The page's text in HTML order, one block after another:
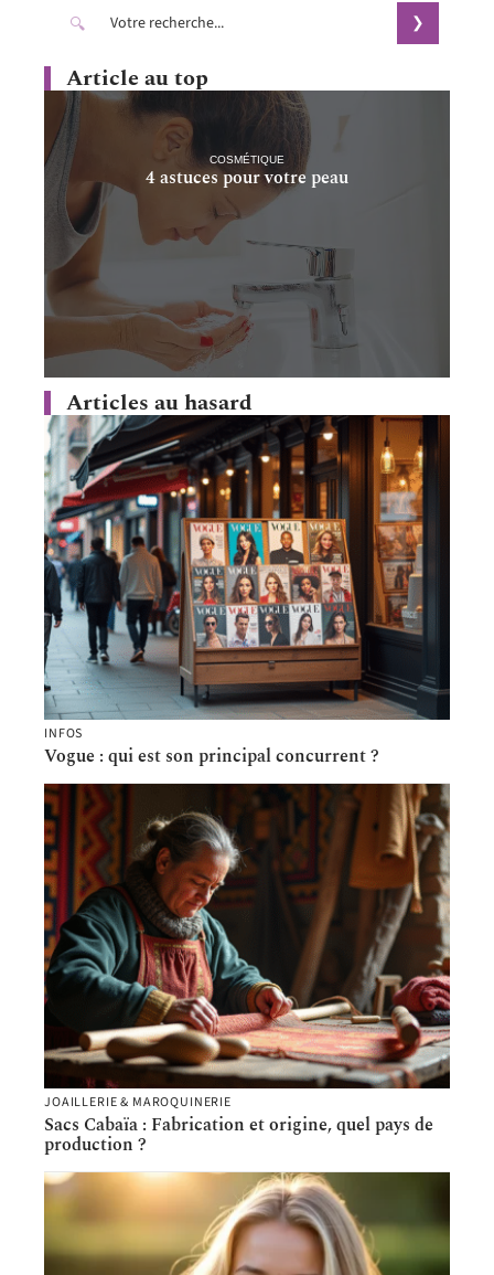
Article au top
COSMÉTIQUE
4 astuces pour votre peau
Articles au hasard
INFOS
Vogue : qui est son principal concurrent ?
JOAILLERIE & MAROQUINERIE
Sacs Cabaïa : Fabrication et origine, quel pays de
production ?